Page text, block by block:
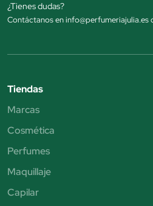
¿Tienes dudas?
Contáctanos en
Tiendas
Marcas
Cosmética
Perfumes
Maquillaje
Capilar